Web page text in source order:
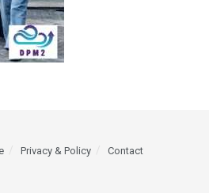
Privacy & Policy Contact